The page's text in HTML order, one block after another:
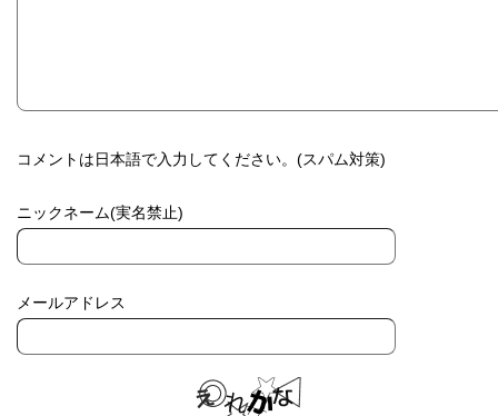
コメントは日本語で入力してください。(スパム対策)
ニックネーム(実名禁止)
メールアドレス